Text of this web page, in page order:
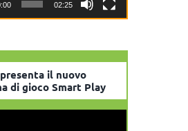
02:25
presenta il nuovo
di gioco Smart Play